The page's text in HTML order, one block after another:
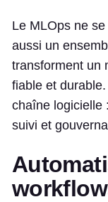
Le MLOps ne
aussi un
transforment un
fiable et
chaîne logicielle
suivi et